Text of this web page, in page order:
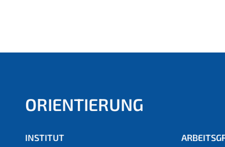
ORIENTIERUNG
INSTITUT